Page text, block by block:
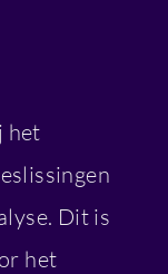
het
Dit is
het